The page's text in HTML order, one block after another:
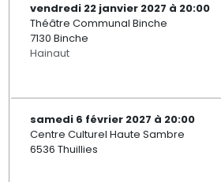
vendredi 22 janvier 2027 à 20:00
Théâtre Communal Binche
7130 Binche
Hainaut
samedi 6 février 2027 à 20:00
Centre Culturel Haute Sambre
6536 Thuillies